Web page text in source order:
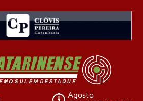
Agosto